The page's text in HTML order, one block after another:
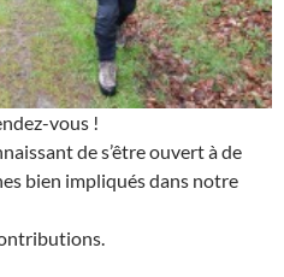
au rendez-vous !
de s’être ouvert à de
bien impliqués dans notre